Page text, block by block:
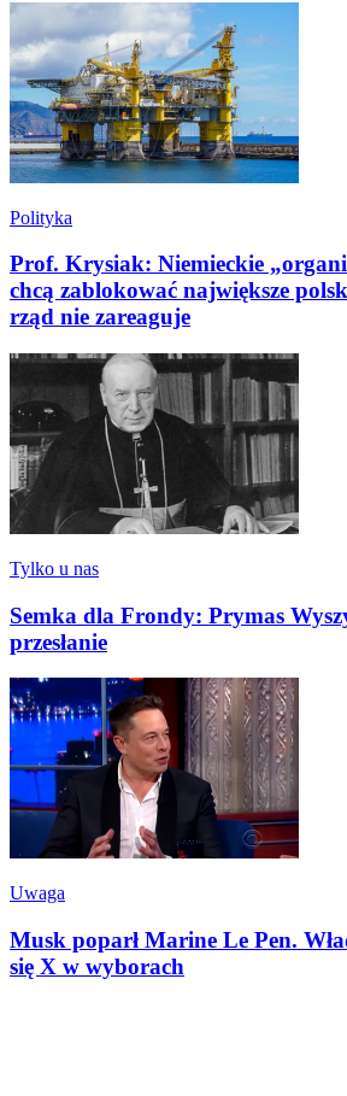
Polityka
Prof. Krysiak: Niemieckie
chcą zablokować największe
rząd nie zareaguje
Tylko u nas
Semka dla Frondy: Prymas
przesłanie
Uwaga
Musk poparł Marine Le Pen.
się X w wyborach